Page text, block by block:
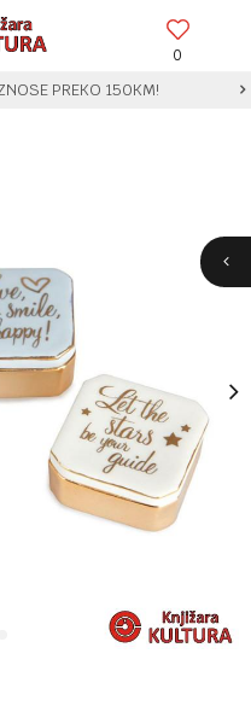
0
PREKO 150KM!